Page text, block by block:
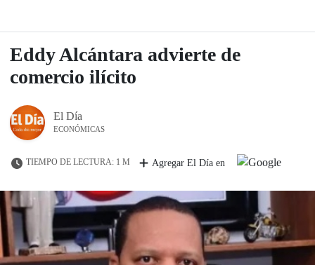
Eddy Alcántara advierte de
comercio ilícito
El Día
ECONÓMICAS
TIEMPO DE LECTURA: 1 M Agregar El Día en